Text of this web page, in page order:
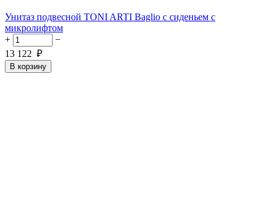
Унитаз подвесной TONI ARTI Baglio с сиденьем с
микролифтом
+
−
13 122 ₽
В корзину